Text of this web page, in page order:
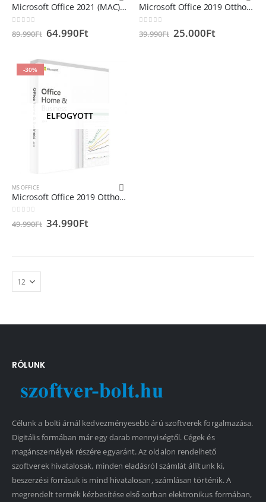
Microsoft Office 2021 (MAC) Otthoni és Irodai termékkulcs Microsoft Fiókhoz hozzárendelhető Apple/MAC
89.990Ft 64.990Ft
Microsoft Office 2019 Otthoni és diák
39.990Ft 25.000Ft
-30%
ELFOGYOTT
MS OFFICE
Microsoft Office 2019 Otthoni és Irodai
49.990Ft 34.990Ft
RÓLUNK
Célunk a bolti árnál kedvezményesebb árú szoftverek forgalmazása.
Digitális formában már egy darab mennyiségtől. Cégek és
magánszemélyek részére egyaránt. Az oldalon rendelhető
szoftverek hivatalosak, minden eladásról számlát állítunk ki,
beszerzési forrásuk is mind hivatalosan, számlásan történik. A
megrendelt termék kézbesítése első sorban elektronikus formában,